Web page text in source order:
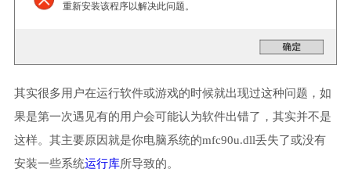
重新安装该程序以解决此问题。
其实很多用户在运行软件或游戏的时候就出现过这种问题，如
果是第一次遇见有的用户会可能认为软件出错了，其实并不是
这样。其主要原因就是你电脑系统的mfc90u.dll丢失了或没有
安装一些系统运行库所导致的。